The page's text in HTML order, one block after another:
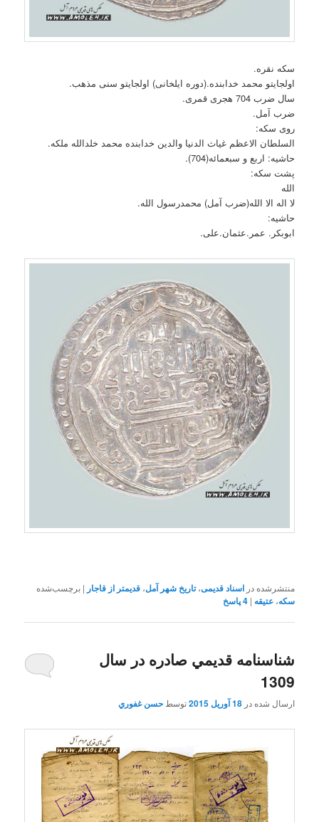
سکه نقره.
اولجایتو محمد خدابنده.(دوره ایلخانی) اولجایتو سنی مذهب.
سال ضرب 704 هجری قمری.
ضرب آمل.
روی سکه:
السلطان الاعظم غیاث الدنیا والدین خدابنده محمد خلدالله ملکه.
حاشیه: اربع و سبعمائه(704).
پشت سکه:
الله
لا اله الا الله(ضرب آمل) محمدرسول الله.
حاشیه:
ابوبکر. عمر.عثمان.علی.
منتشرشده در اسناد قدیمی،تاریخ شهر آمل،قدیمتر از قاجار |برچسب‌شده
سکه،عتیقه |
4پاسخ
شناسنامه قديمي صادره در سال
1309
ارسال شده در18 آوریل 2015 توسطحسن غفوري